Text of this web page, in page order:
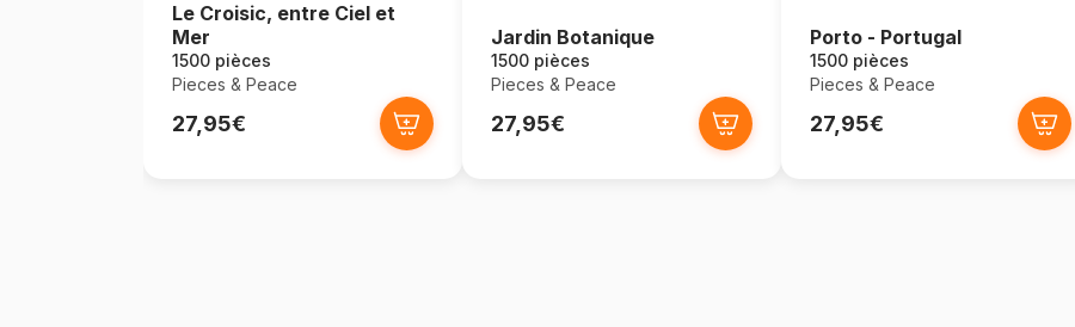
Le Croisic, entre Ciel et
Mer
1500 pièces
Pieces & Peace
27,95€
Jardin Botanique
1500 pièces
Pieces & Peace
27,95€
Porto - Portugal
1500 pièces
Pieces & Peace
27,95€